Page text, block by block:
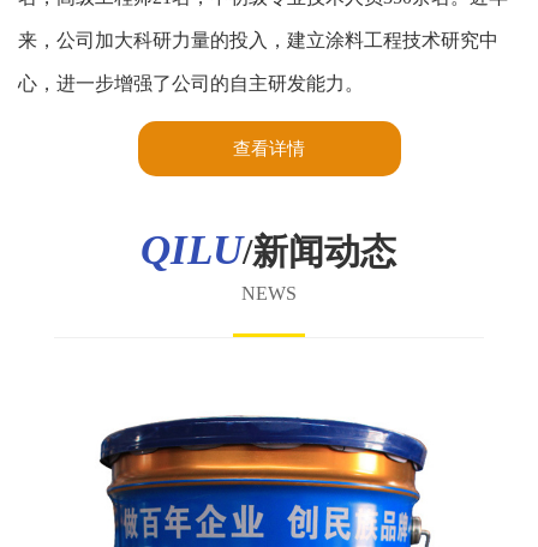
来，公司加大科研力量的投入，建立涂料工程技术研究中
心，进一步增强了公司的自主研发能力。
查看详情
QILU/新闻动态
NEWS